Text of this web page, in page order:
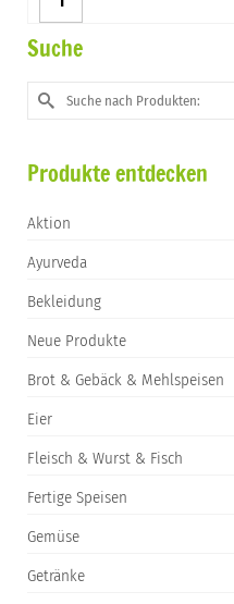
klein
Menge
Suche
Suche
nach:
Produkte entdecken
Aktion
Ayurveda
Bekleidung
Neue Produkte
Brot & Gebäck & Mehlspeisen
Eier
Fleisch & Wurst & Fisch
Fertige Speisen
Gemüse
Getränke